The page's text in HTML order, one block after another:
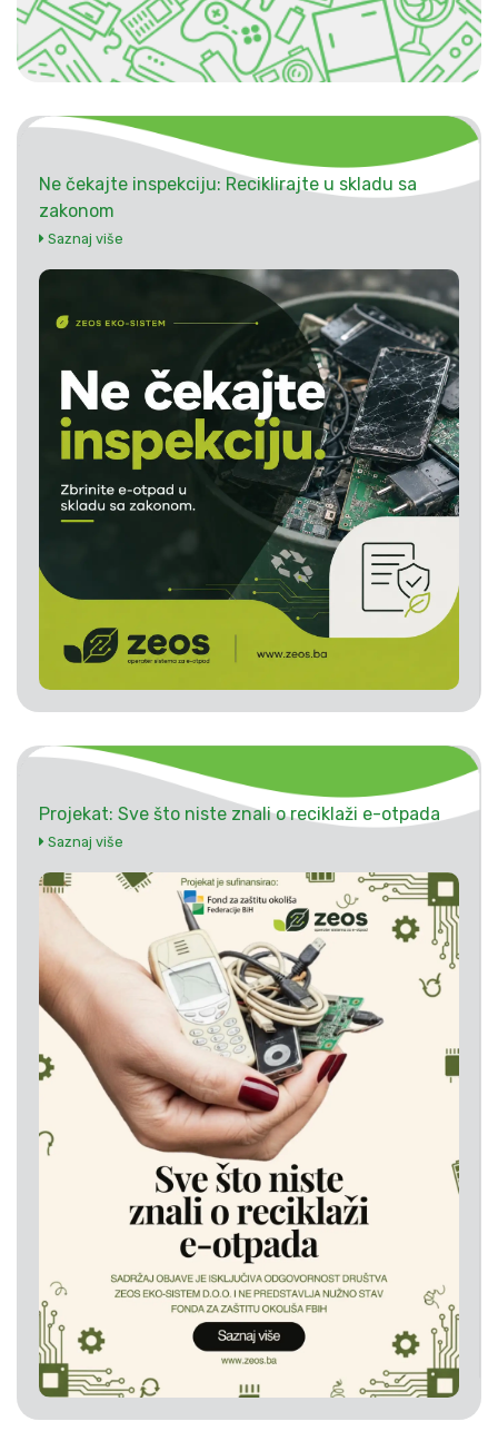
Ne čekajte inspekciju: Reciklirajte u skladu sa
zakonom
Saznaj više
Projekat: Sve što niste znali o reciklaži e-otpada
Saznaj više